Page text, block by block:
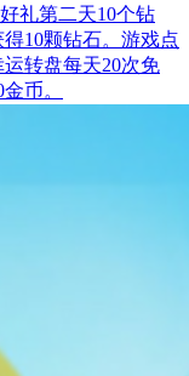
礼第二天10个钻
10颗钻石。游戏点
转盘每天20次免
币。